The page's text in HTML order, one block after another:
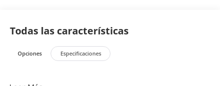
Todas las características
Opciones Especificaciones